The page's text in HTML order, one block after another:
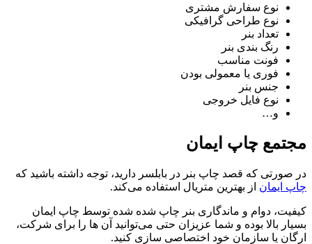
نوع سفارش مشتری
نوع طراحی گرافیکی
تعداد بنر
رنگ بندی بنر
فونت مناسب
فوری یا معمولی بودن
جنس بنر
نوع فایل خروجی
و…
مجتمع چاپ ایمان
در صورتی که قصد چاپ بنر در بابلسر دارید، توجه داشته باشید که
چاپ ایمان از بهترین متریال استفاده می‌کند.
کیفیت، دوام و ماندگاری بنر چاپ شده شده توسط چاپ ایمان
بسیار بالا بوده و شما عزیزان حتی می‌توانید آن ها را برای شرکت،
ارگان یا سازمان خود اختصاصی سازی کنید.